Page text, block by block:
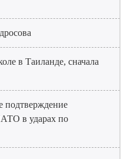
в Таиланде, сначала
подтверждение
в ударах по